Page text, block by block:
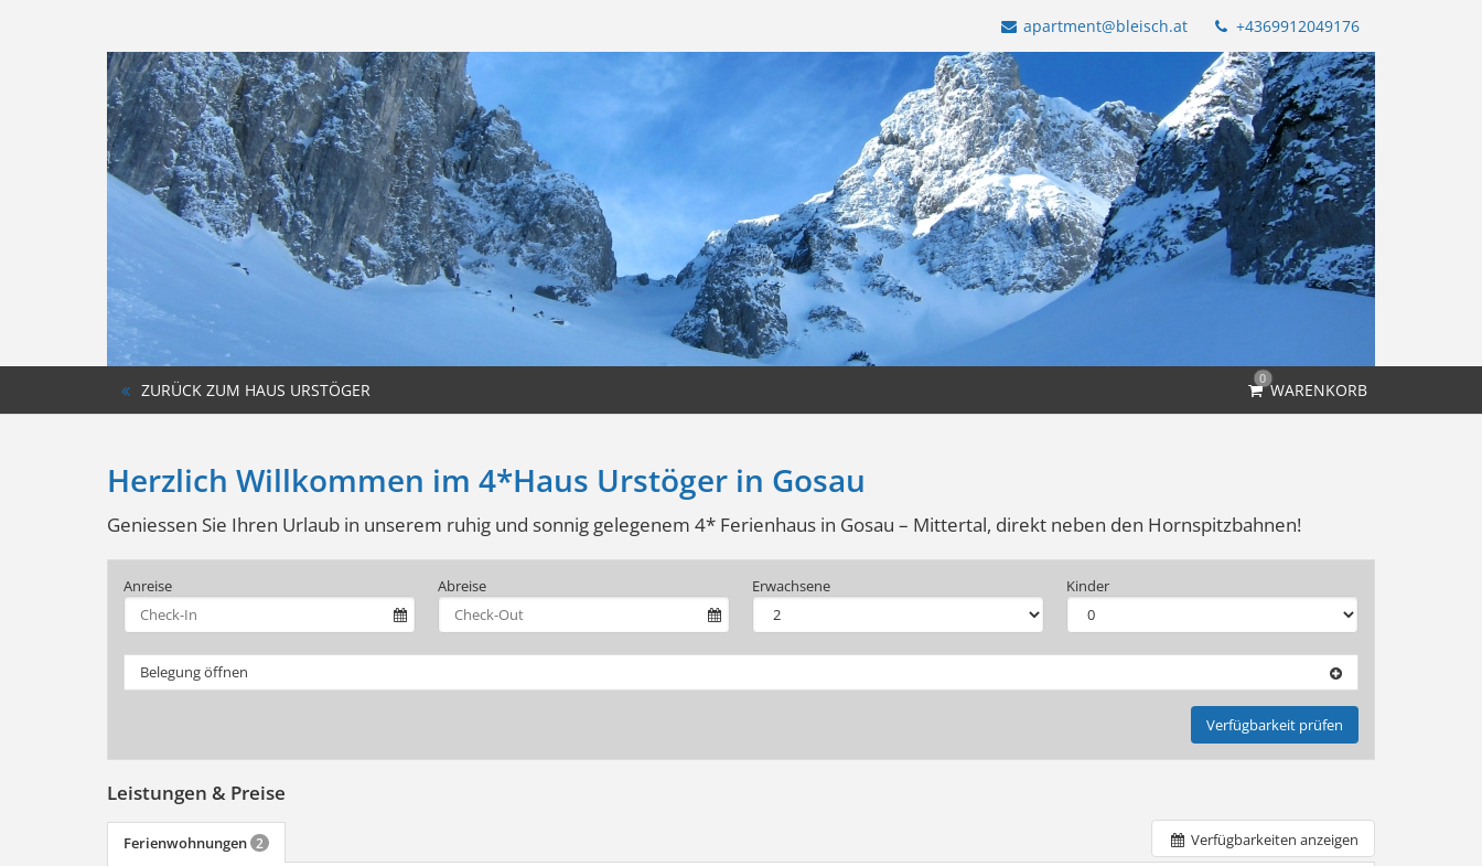
apartment@bleisch.at +4369912049176
0
WARENKORB
ZURÜCK ZUM HAUS URSTÖGER
Herzlich Willkommen im 4*Haus Urstöger in Gosau
Geniessen Sie Ihren Urlaub in unserem ruhig und sonnig gelegenem 4* Ferienhaus in Gosau – Mittertal, direkt neben den Hornspitzbahnen!
Anreise Abreise Erwachsene Kinder
Belegung öffnen
Verfügbarkeit prüfen
Verfügbarkeiten anzeigen
Leistungen & Preise
Ferienwohnungen 2